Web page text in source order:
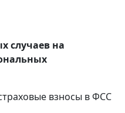
случаев на
взносы в ФСС